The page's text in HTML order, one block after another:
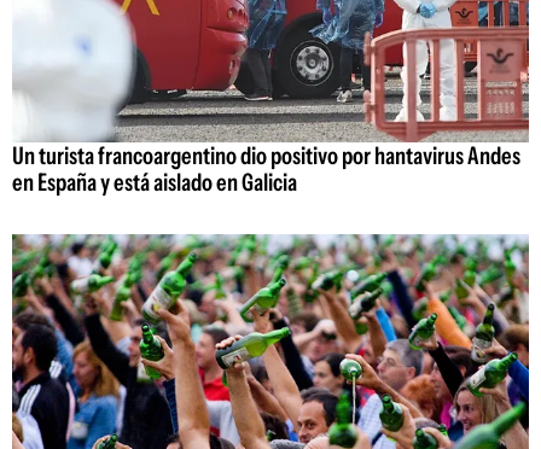
Un turista francoargentino dio positivo por hantavirus Andes
en España y está aislado en Galicia